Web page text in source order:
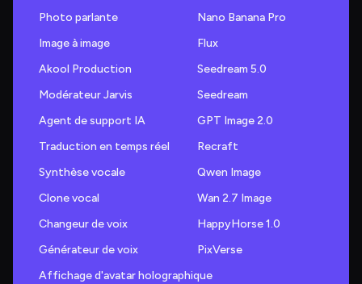
Photo parlante
Image à image
Akool Production
Modérateur Jarvis
Agent de support IA
Traduction en temps réel
Synthèse vocale
Clone vocal
Changeur de voix
Générateur de voix
Affichage d'avatar holographique
Nano Banana Pro
Flux
Seedream 5.0
Seedream
GPT Image 2.0
Recraft
Qwen Image
Wan 2.7 Image
HappyHorse 1.0
PixVerse